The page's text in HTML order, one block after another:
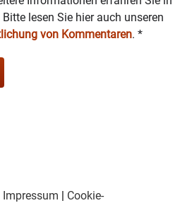
Bitte lesen Sie hier auch unseren
von Kommentaren. *
Impressum | Cookie-